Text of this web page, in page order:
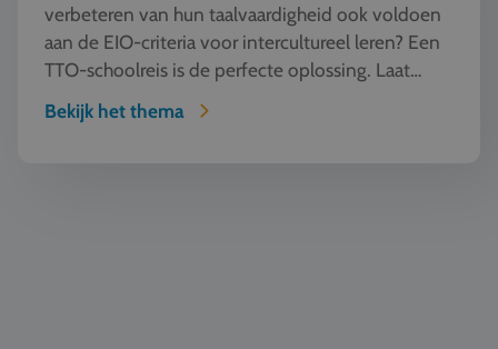
verbeteren van hun taalvaardigheid ook voldoen
aan de EIO-criteria voor intercultureel leren? Een
TTO-schoolreis is de perfecte oplossing. Laat
jouw l...
Bekijk het thema